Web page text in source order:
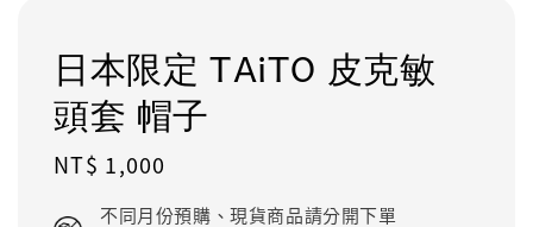
日本限定 TAiTO 皮克敏
頭套 帽子
Regular
NT$ 1,000
不同月份預購、現貨商品請分開下單